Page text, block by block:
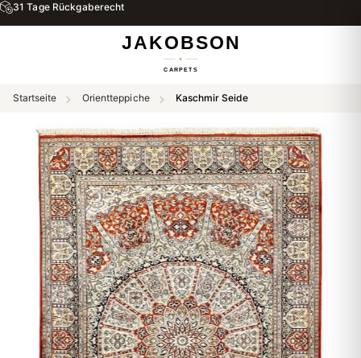
31 Tage Rückgaberecht
Startseite Orientteppiche Kaschmir Seide